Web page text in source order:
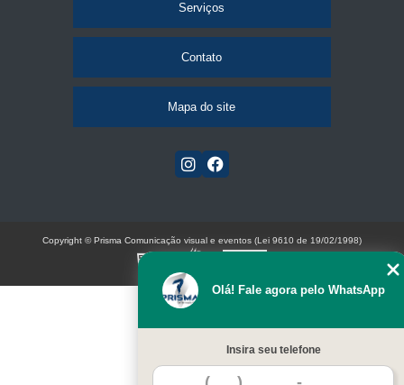
Serviços
Contato
Mapa do site
Olá! Fale agora pelo WhatsApp
Insira seu telefone
Copyright © Prisma Comunicação visual e eventos (Lei 9610 de 19/02/1998)